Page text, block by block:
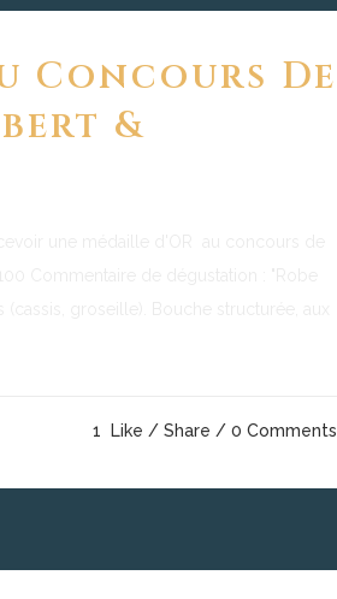
Concours De
&
1 Like Share 0 Comments